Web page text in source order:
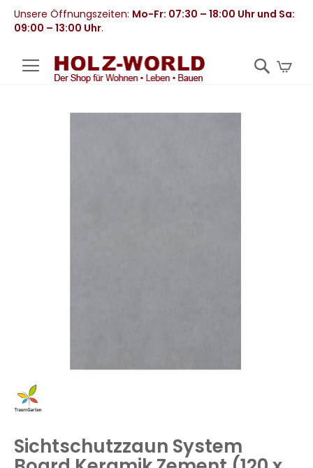
Unsere Öffnungszeiten: Mo-Fr: 07:30 – 18:00 Uhr und Sa:
09:00 – 13:00 Uhr.
Zum
Anfang
springen
Sichtschutzzaun System